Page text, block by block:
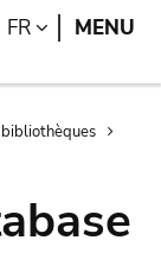
Search
FR LANGUAGE
MENU